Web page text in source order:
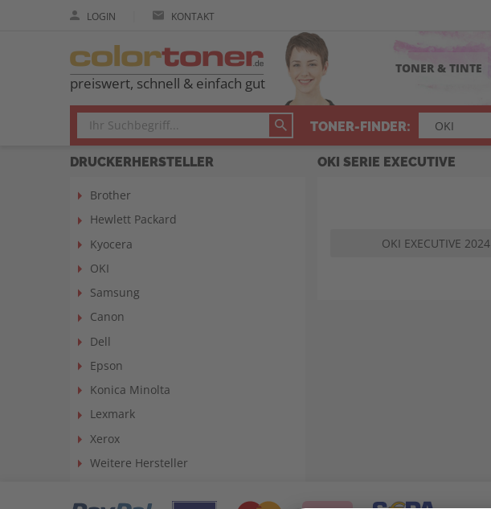
LOGIN KONTAKT
preiswert, schnell & einfach gut
TONER & TINTE
TONER-FINDER:
DRUCKERHERSTELLER
Brother
Hewlett Packard
Kyocera
OKI
Samsung
Canon
Dell
Epson
Konica Minolta
Lexmark
Xerox
Weitere Hersteller
OKI SERIE EXECUTIVE
OKI EXECUTIVE 2024